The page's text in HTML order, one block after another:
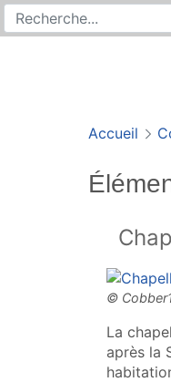
Recherche sur
Rechercher
Accueil
La
après la